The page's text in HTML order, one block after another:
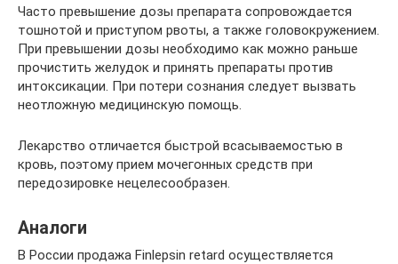
Часто превышение дозы препарата сопровождается
тошнотой и приступом рвоты, а также головокружением.
При превышении дозы необходимо как можно раньше
прочистить желудок и принять препараты против
интоксикации. При потери сознания следует вызвать
неотложную медицинскую помощь.
Лекарство отличается быстрой всасываемостью в
кровь, поэтому прием мочегонных средств при
передозировке нецелесообразен.
Аналоги
В России продажа Finlepsin retard осуществляется